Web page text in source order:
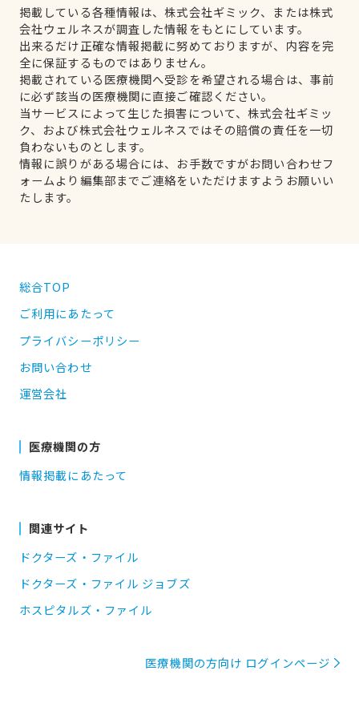
掲載している各種情報は、株式会社ギミック、または株式
会社ウェルネスが調査した情報をもとにしています。
出来るだけ正確な情報掲載に努めておりますが、内容を完
全に保証するものではありません。
掲載されている医療機関へ受診を希望される場合は、事前
に必ず該当の医療機関に直接ご確認ください。
当サービスによって生じた損害について、株式会社ギミッ
ク、および株式会社ウェルネスではその賠償の責任を一切
負わないものとします。
情報に誤りがある場合には、お手数ですがお問い合わせフ
ォームより編集部までご連絡をいただけますようお願いい
たします。
総合TOP
ご利用にあたって
プライバシーポリシー
お問い合わせ
運営会社
医療機関の方
情報掲載にあたって
関連サイト
ドクターズ・ファイル
ドクターズ・ファイル ジョブズ
ホスピタルズ・ファイル
医療機関の方向け ログインページ